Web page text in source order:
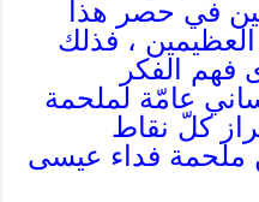
في حصر هذا
العظيمين ، فذلك
فهم الفكر
عامّة لملحمة
كلّ نقاط
ملحمة فداء عيسى